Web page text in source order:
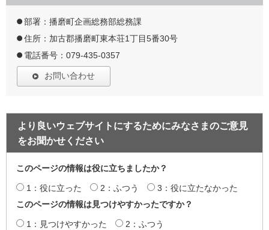
部署：播磨町企画総務部総務課
住所：加古郡播磨町東本荘1丁目5番30号
電話番号：079-435-0357
お問い合わせ
より良いウェブサイトにするためにみなさまのご意見
をお聞かせください
このページの情報は役に立ちましたか？
1：役に立った 2：ふつう
3：役に立たなかった
このページの情報は見つけやすかったですか？
1：見つけやすかった
2：ふつう